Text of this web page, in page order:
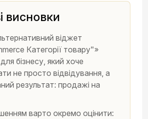
висновки
віджет
Категорії товару"»
бізнесу, який хоче
не просто відвідування, а
результат: продажі на
варто окремо оцінити: